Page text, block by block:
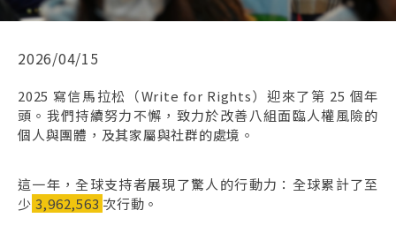
2026/04/15
2025 寫信馬拉松（Write for Rights）迎來了第 25 個年
頭。我們持續努力不懈，致力於改善八組面臨人權風險的
個人與團體，及其家屬與社群的處境。
這一年，全球支持者展現了驚人的行動力：全球累計了至
少 3,962,563 次行動。